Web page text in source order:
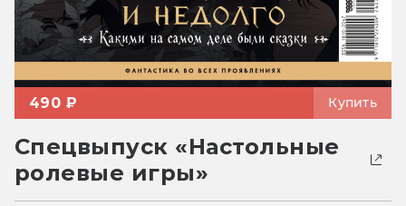
490 ₽ Купить
Спецвыпуск «Настольные
ролевые игры»